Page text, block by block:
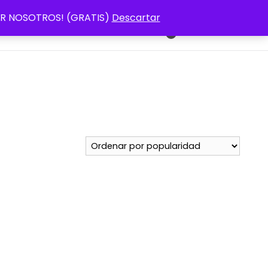
(GRATIS) Descartar
(UE) Tienda Mi Cuenta